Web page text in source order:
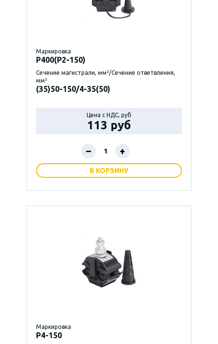
Маркировка
P400(Р2-150)
Сечение магистрали, мм²/Сечение ответвления,
мм²
(35)50-150/4-35(50)
Цена с НДС, руб
113 руб
– +
В КОРЗИНУ
Маркировка
P4-150